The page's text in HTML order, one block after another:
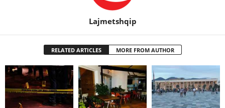
Lajmetshqip
RELATED ARTICLES MORE FROM AUTHOR